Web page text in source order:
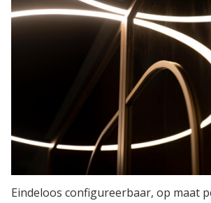
Eindeloos configureerbaar, op maat